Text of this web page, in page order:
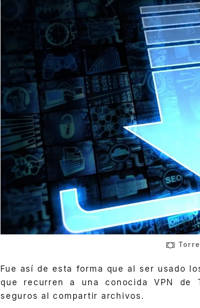
Fue así de esta forma que al ser usado
que recurren a una conocida VPN de
seguros al compartir archivos.